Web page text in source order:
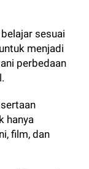
sesuai
menjadi
perbedaan
hanya
film, dan